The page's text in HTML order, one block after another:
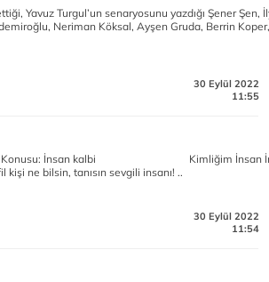
Yavuz Turgul’un senaryosunu yazdığı Şener Şen,
Neriman Köksal, Ayşen Gruda, Berrin
30 Eylül 2022
11:55
Konusu: İnsan kalbi Kimliğim İnsan
ne bilsin, tanısın sevgili insanı! ..
30 Eylül 2022
11:54